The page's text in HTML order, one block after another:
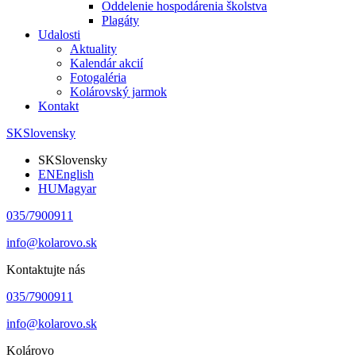
Oddelenie hospodárenia školstva
Plagáty
Udalosti
Aktuality
Kalendár akcií
Fotogaléria
Kolárovský jarmok
Kontakt
SKSlovensky
SKSlovensky
ENEnglish
HUMagyar
035/7900911
info@kolarovo.sk
Kontaktujte nás
035/7900911
info@kolarovo.sk
Kolárovo